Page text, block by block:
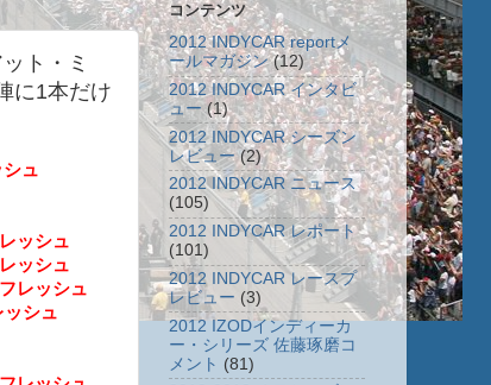
ト・ミ
に1本だけ
ュ
ッシュ
ッシュ
レッシュ
シュ
コンテンツ
2012 INDYCAR reportメ
ールマガジン (12)
2012 INDYCAR インタビ
ュー (1)
2012 INDYCAR シーズン
レビュー (2)
2012 INDYCAR ニュース
(105)
2012 INDYCAR レポート
(101)
2012 INDYCAR レースプ
レビュー (3)
2012 IZODインディーカ
ー・シリーズ 佐藤琢磨コ
メント (81)